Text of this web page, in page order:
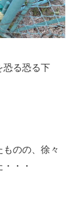
恐る恐る下
のの、徐々
・・